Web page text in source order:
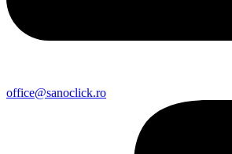
office@sanoclick.ro